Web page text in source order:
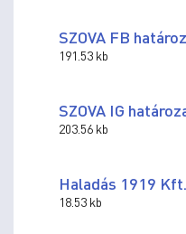
SZOVA FB
191.53 kb
SZOVA IG
203.56 kb
Haladás 1919
18.53 kb